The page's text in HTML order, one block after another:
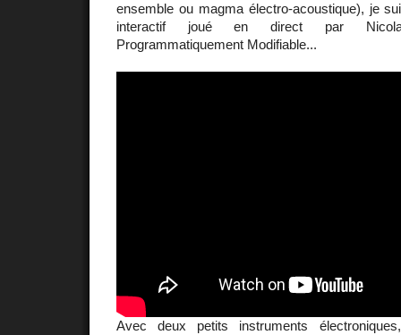
ensemble ou magma électro-acoustique), je
interactif joué en direct par
Programmatiquement Modifiable...
Avec deux petits instruments